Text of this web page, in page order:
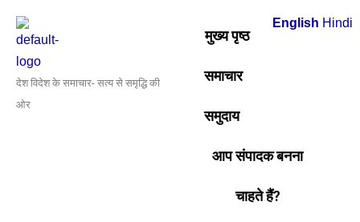
content
देश विदेश के समाचार- सत्य से समृद्धि की
ओर
मुख्य पृष्ठ
समाचार
समुदाय
आप संपादक बनना
चाहते हैं?
navigation
English Hindi